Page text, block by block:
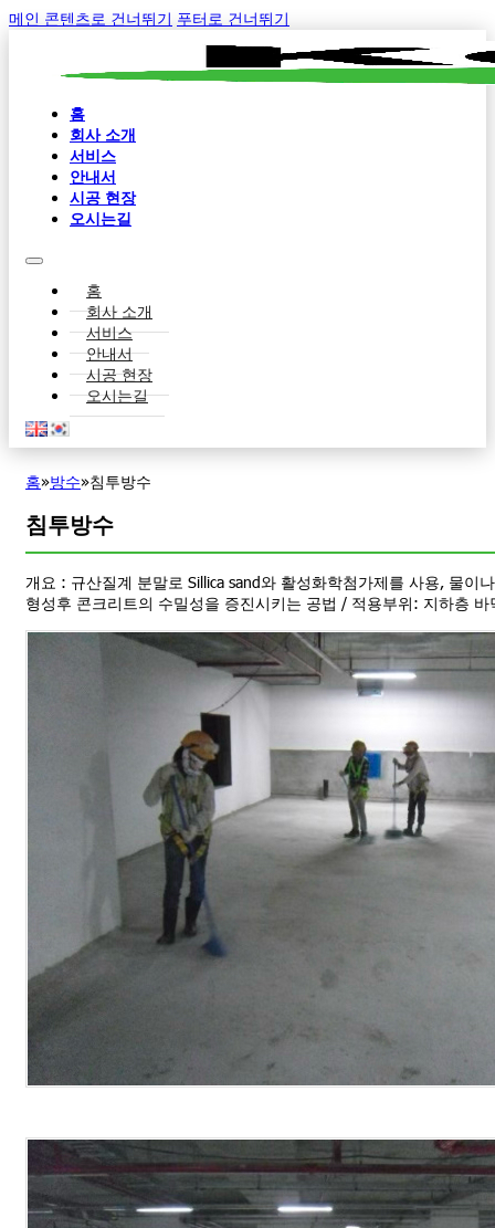
메인 콘텐츠로 건너뛰기 푸터로 건너뛰기
홈
회사 소개
서비스
안내서
시공 현장
오시는길
홈
회사 소개
서비스
안내서
시공 현장
오시는길
홈»방수»침투방수
침투방수
개요 : 규산질계 분말로 Sillica sand와 활성화학첨가제를 사용, 물이
형성후 콘크리트의 수밀성을 증진시키는 공법 / 적용부위: 지하층